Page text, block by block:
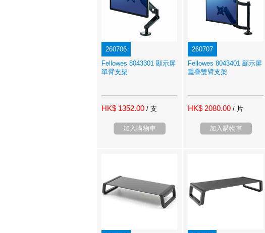
260706
Fellowes 8043301 顯示屏
單臂支架
HK$ 1352.00 / 支
加入購物車
260707
Fellowes 8043401 顯示屏
重疊雙臂支架
HK$ 2080.00 / 片
加入購物車